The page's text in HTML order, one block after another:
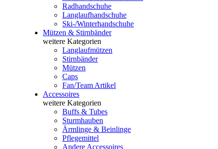
Radhandschuhe
Langlaufhandschuhe
Ski-/Winterhandschuhe
Mützen & Stirnbänder
weitere Kategorien
Langlaufmützen
Stirnbänder
Mützen
Caps
Fan/Team Artikel
Accessoires
weitere Kategorien
Buffs & Tubes
Sturmhauben
Ärmlinge & Beinlinge
Pflegemittel
Andere Accessoires